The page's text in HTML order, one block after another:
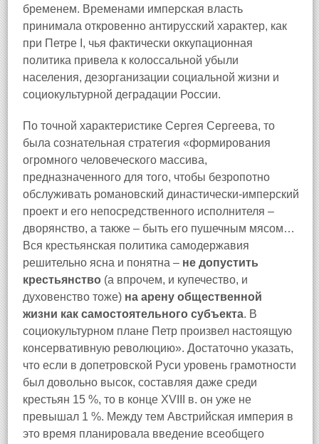
бременем. Временами имперская власть
принимала откровенно антирусский характер, как
при Петре I, чья фактически оккупационная
политика привела к колоссальной убыли
населения, дезорганизации социальной жизни и
социокультурной деградации России.
По точной характеристике Сергея Сергеева, то
была сознательная стратегия «формирования
огромного человеческого массива,
предназначенного для того, чтобы безропотно
обслуживать романовский династически-имперский
проект и его непосредственного исполнителя –
дворянство, а также – быть его пушечным мясом…
Вся крестьянская политика самодержавия
решительно ясна и понятна – не допустить
крестьянство (а впрочем, и купечество, и
духовенство тоже) на арену общественной
жизни как самостоятельного субъекта. В
социокультурном плане Петр произвел настоящую
консервативную революцию». Достаточно указать,
что если в допетровской Руси уровень грамотности
был довольно высок, составляя даже среди
крестьян 15 %, то в конце XVIII в. он уже не
превышал 1 %. Между тем Австрийская империя в
это время планировала введение всеобщего